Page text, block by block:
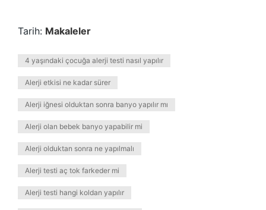
Tarih: Makaleler
4 yaşındaki çocuğa alerji testi nasıl yapılır
Alerji etkisi ne kadar sürer
Alerji iğnesi olduktan sonra banyo yapılır mı
Alerji olan bebek banyo yapabilir mi
Alerji olduktan sonra ne yapılmalı
Alerji testi aç tok farkeder mi
Alerji testi hangi koldan yapılır